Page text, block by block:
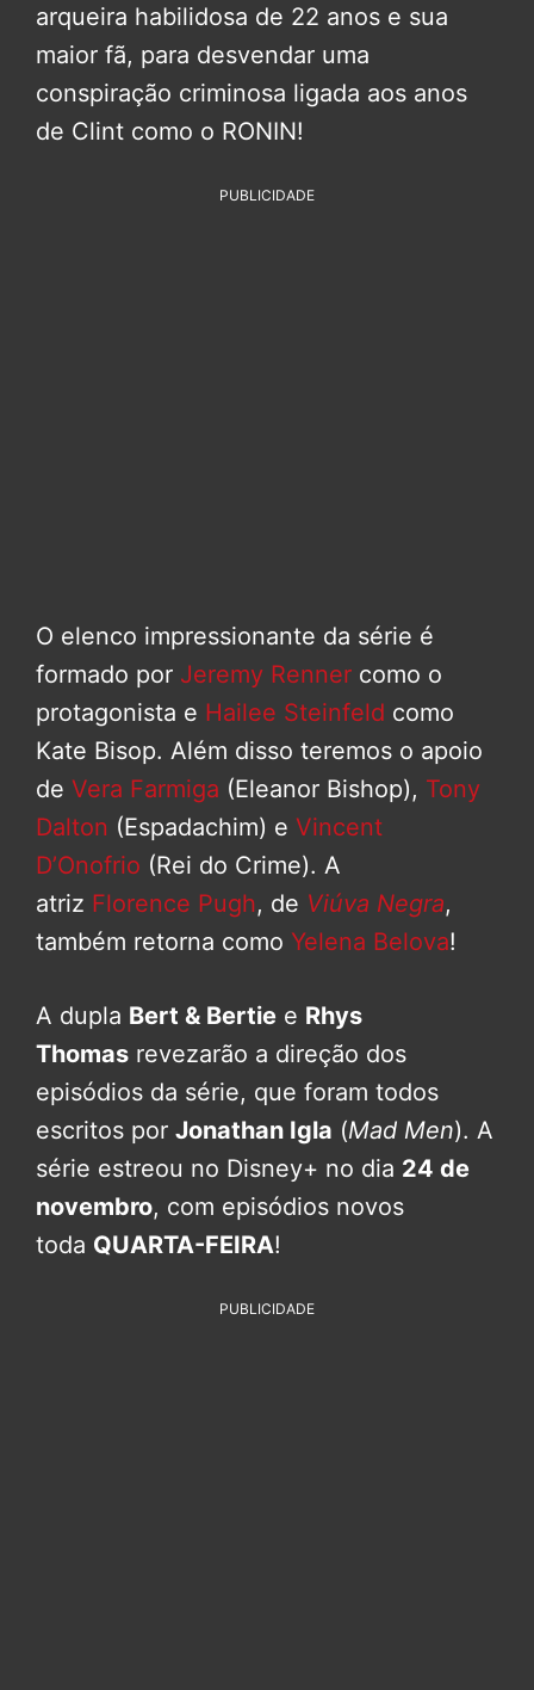
arqueira habilidosa de 22 anos e sua
maior fã, para desvendar uma
conspiração criminosa ligada aos anos
de Clint como o RONIN!
PUBLICIDADE
O elenco impressionante da série é
formado por Jeremy Renner como o
protagonista e Hailee Steinfeld como
Kate Bisop. Além disso teremos o apoio
de Vera Farmiga (Eleanor Bishop), Tony
Dalton (Espadachim) e Vincent
D’Onofrio (Rei do Crime). A
atriz Florence Pugh, de Viúva Negra,
também retorna como Yelena Belova!
A dupla Bert & Bertie e Rhys
Thomas revezarão a direção dos
episódios da série, que foram todos
escritos por Jonathan Igla (Mad Men). A
série estreou no Disney+ no dia 24 de
novembro, com episódios novos
toda QUARTA-FEIRA!
PUBLICIDADE